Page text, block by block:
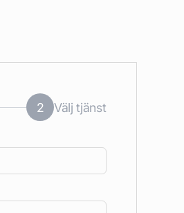
2
Välj tjänst